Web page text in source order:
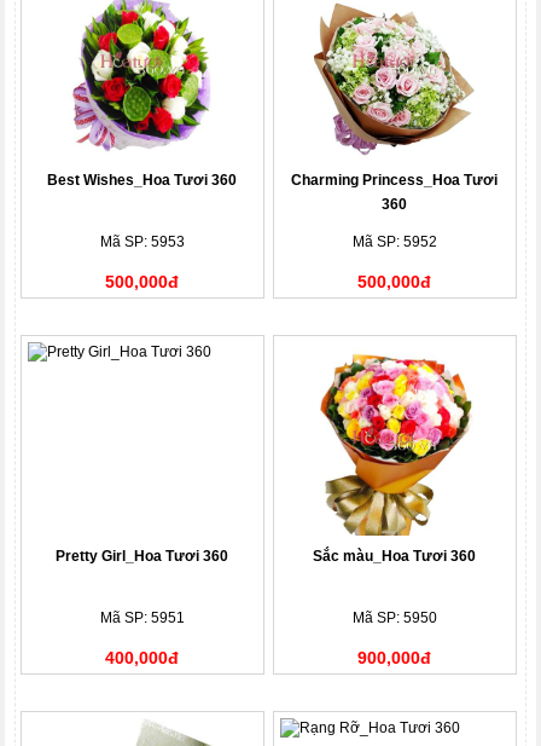
Best Wishes_Hoa Tươi 360
Mã SP: 5953
500,000đ
Charming Princess_Hoa Tươi
360
Mã SP: 5952
500,000đ
Pretty Girl_Hoa Tươi 360
Mã SP: 5951
400,000đ
Sắc màu_Hoa Tươi 360
Mã SP: 5950
900,000đ